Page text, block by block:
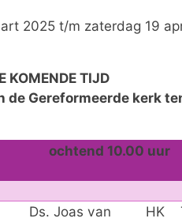
2025 t/m zaterdag 19
KOMENDE TIJD
de Gereformeerde kerk
Ds. Joas van
HK